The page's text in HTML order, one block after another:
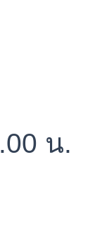
น.